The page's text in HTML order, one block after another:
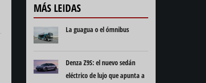
MÁS LEIDAS
La guagua o el ómnibus
Denza Z9S: el nuevo sedán
eléctrico de lujo que apunta a